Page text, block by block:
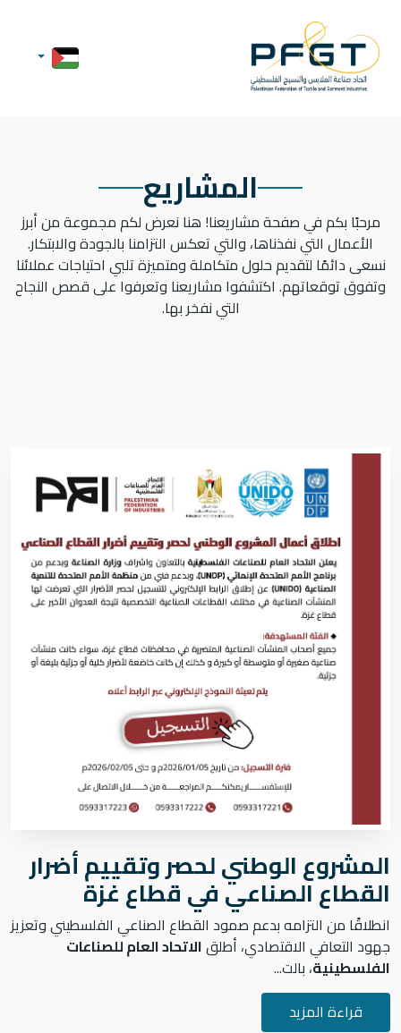
المشاريع
مرحبًا بكم في صفحة مشاريعنا! هنا نعرض لكم مجموعة من أبرز
الأعمال التي نفذناها، والتي تعكس التزامنا بالجودة والابتكار.
نسعى دائمًا لتقديم حلول متكاملة ومتميزة تلبي احتياجات عملائنا
وتفوق توقعاتهم. اكتشفوا مشاريعنا وتعرفوا على قصص النجاح
التي نفخر بها.
المشروع الوطني لحصر وتقييم أضرار
القطاع الصناعي في قطاع غزة
انطلاقًا من التزامه بدعم صمود القطاع الصناعي الفلسطيني وتعزيز
جهود التعافي الاقتصادي، أطلقالاتحاد العام للصناعات
الفلسطينية، بالت...
قراءة المزيد